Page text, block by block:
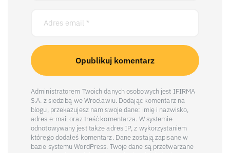
Administratorem Twoich danych osobowych jest IFIRMA
S.A. z siedzibą we Wrocławiu. Dodając komentarz na
blogu, przekazujesz nam swoje dane: imię i nazwisko,
adres e-mail oraz treść komentarza. W systemie
odnotowywany jest także adres IP, z wykorzystaniem
którego dodałeś komentarz. Dane zostają zapisane w
bazie systemu WordPress. Twoje dane są przetwarzane